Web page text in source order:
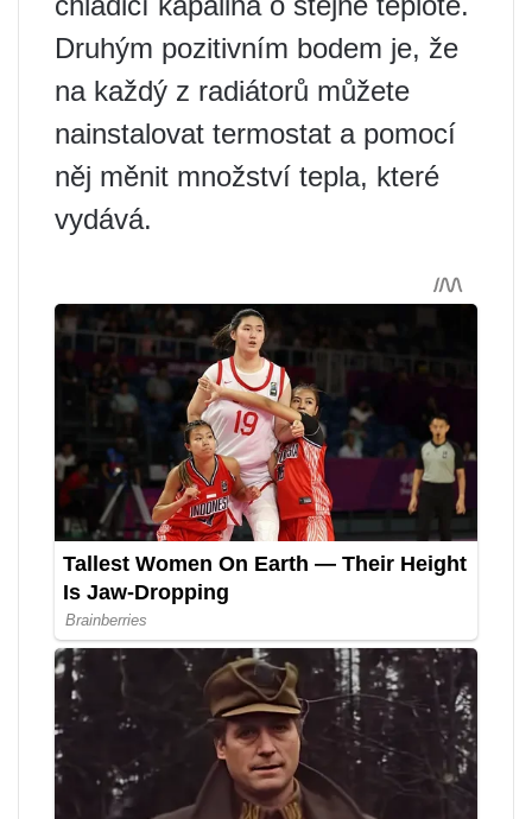
Druhým pozitivním bodem je, že
na každý z radiátorů můžete
nainstalovat termostat a pomocí
něj měnit množství tepla, které
vydává.